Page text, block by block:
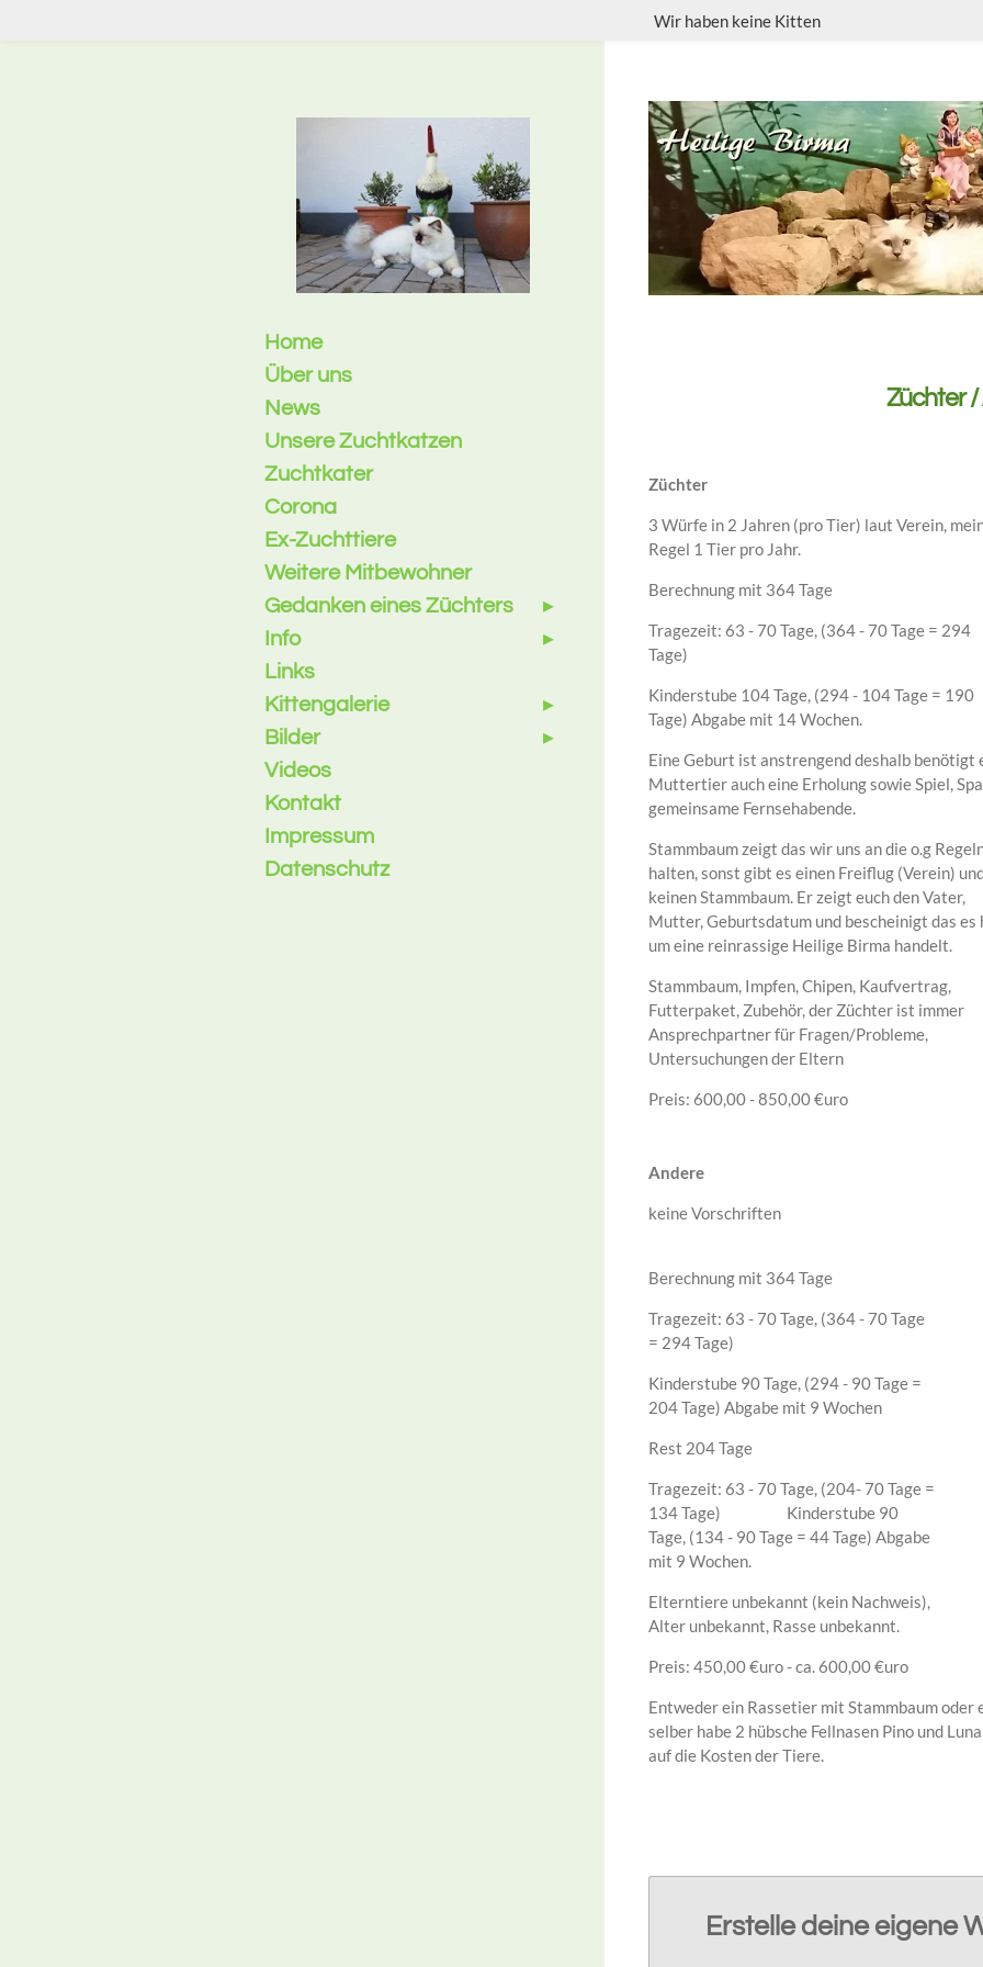
Wir haben keine Kitten
Züchter
Züchter
3 Würfe in 2 Jahren (pro Tier) laut Verein,
Regel 1 Tier pro Jahr.
Berechnung mit 364 Tage
Tragezeit: 63 - 70 Tage, (364 - 70 Tage = 294
Tage)
Kinderstube 104 Tage, (294 - 104 Tage = 190
Tage) Abgabe mit 14 Wochen.
Eine Geburt ist anstrengend deshalb benötigt
Muttertier auch eine Erholung sowie Spiel,
gemeinsame Fernsehabende.
Stammbaum zeigt das wir uns an die o.g
halten, sonst gibt es einen Freiflug (Verein)
keinen Stammbaum. Er zeigt euch den Vater,
Mutter, Geburtsdatum und bescheinigt das es
um eine reinrassige Heilige Birma handelt.
Stammbaum, Impfen, Chipen, Kaufvertrag,
Futterpaket, Zubehör, der Züchter ist immer
Ansprechpartner für Fragen/Probleme,
Untersuchungen der Eltern
Preis: 600,00 - 850,00 €uro
Andere
keine Vorschriften
Berechnung mit 364 Tage
Tragezeit: 63 - 70 Tage, (364 - 70 Tage
= 294 Tage)
Kinderstube 90 Tage, (294 - 90 Tage =
204 Tage) Abgabe mit 9 Wochen
Rest 204 Tage
Tragezeit: 63 - 70 Tage, (204- 70 Tage =
134 Tage) Kinderstube 90
Tage, (134 - 90 Tage = 44 Tage) Abgabe
mit 9 Wochen.
Elterntiere unbekannt (kein Nachweis),
Alter unbekannt, Rasse unbekannt.
Preis: 450,00 €uro - ca. 600,00 €uro
Entweder ein Rassetier mit Stammbaum oder
selber habe 2 hübsche Fellnasen Pino und
auf die Kosten der Tiere.
Erstelle deine eigene
Home
Über uns
News
Unsere Zuchtkatzen
Zuchtkater
Corona
Ex-Zuchttiere
Weitere Mitbewohner
Gedanken eines Züchters
Info
Links
Kittengalerie
Bilder
Videos
Kontakt
Impressum
Datenschutz